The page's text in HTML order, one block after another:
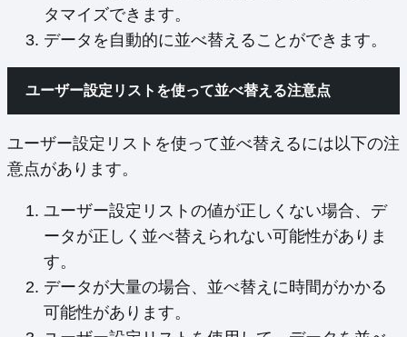
タマイズできます。
データを自動的に並べ替えることができます。
ユーザー設定リストを使って並べ替える注意点
ユーザー設定リストを使って並べ替えるには以下の注
意点があります。
ユーザー設定リストの値が正しくない場合、デ
ータが正しく並べ替えられない可能性がありま
す。
データが大量の場合、並べ替えに時間がかかる
可能性があります。